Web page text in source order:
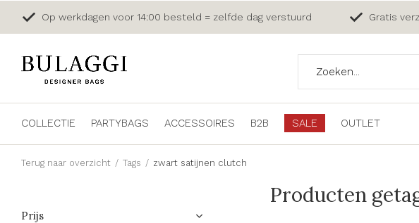
COLLECTIE PARTYBAGS ACCESSOIRES B2B SALE OUTLET
Op werkdagen voor 14:00 besteld = zelfde dag verstuurd Gratis
Terug naar overzicht Tags zwart satijnen clutch
Producten
Prijs